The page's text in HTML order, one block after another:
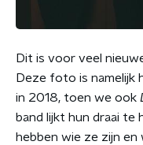
Dit is voor veel
Deze foto is namelijk
in 2018, toen we ook
band lijkt hun draai
hebben wie ze zijn